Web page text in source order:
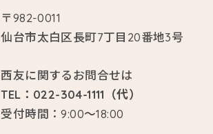
〒982-0011
仙台市太白区長町7丁目20番地3号
西友に関するお問合せは
TEL：022-304-1111（代）
受付時間：9:00～18:00